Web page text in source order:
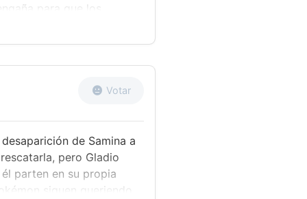
para que los
en el Paraíso Æther.
justo cuando
se abalanza delante de
del umbral.
Votar
de Samina a
pero Gladio
parten en su propia
siguen queriendo